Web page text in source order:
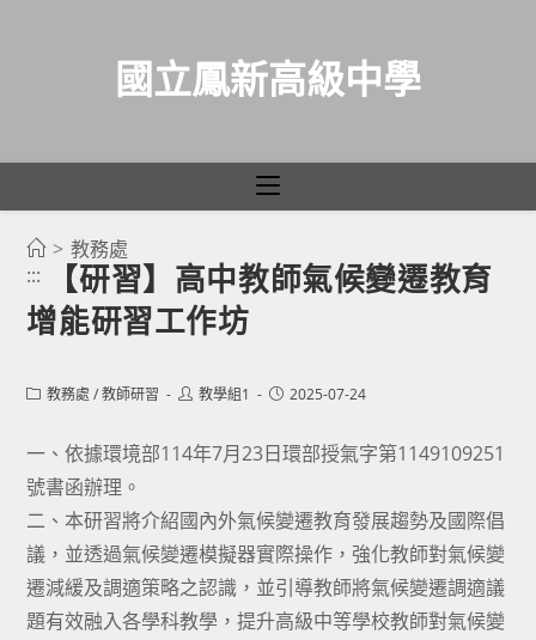
國立鳳新高級中學
> 教務處
:::
【研習】高中教師氣候變遷教育
增能研習工作坊
Post教務處 / 教師研習
Post教學組1
Post2025-07-24
一、依據環境部114年7月23日環部授氣字第1149109251
號書函辦理。
二、本研習將介紹國內外氣候變遷教育發展趨勢及國際倡
議，並透過氣候變遷模擬器實際操作，強化教師對氣候變
遷減緩及調適策略之認識，並引導教師將氣候變遷調適議
題有效融入各學科教學，提升高級中等學校教師對氣候變